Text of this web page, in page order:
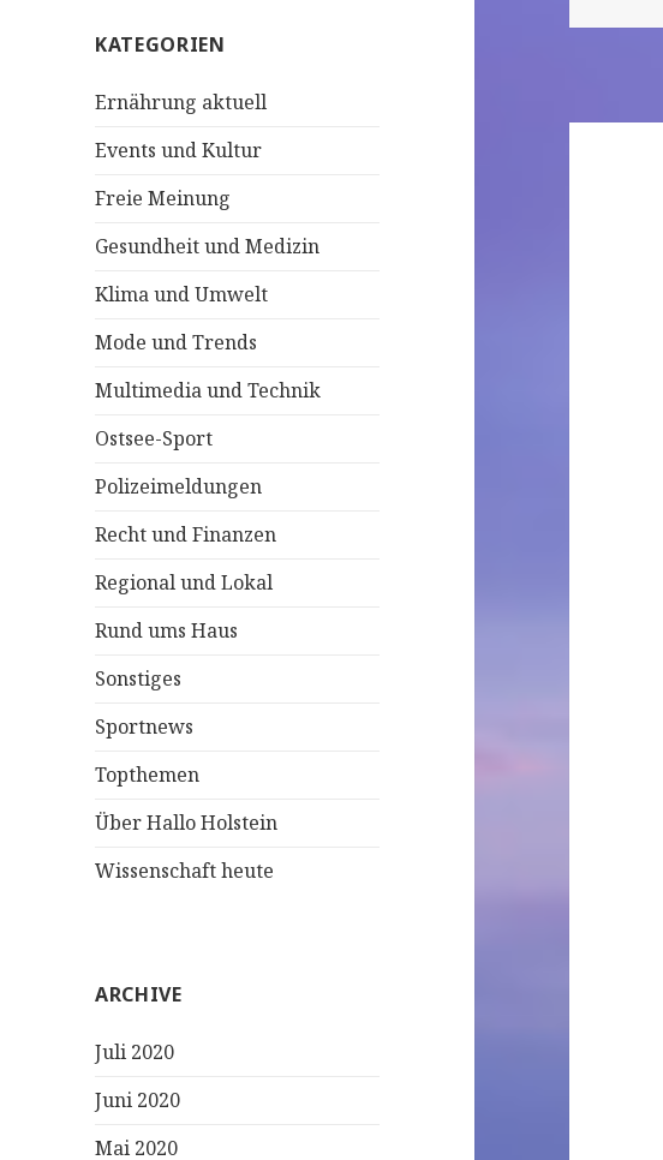
n
c
:
KATEGORIEN
Ernährung aktuell
Events und Kultur
Freie Meinung
Gesundheit und Medizin
Klima und Umwelt
Mode und Trends
Multimedia und Technik
Ostsee-Sport
Polizeimeldungen
Recht und Finanzen
Regional und Lokal
Rund ums Haus
Sonstiges
Sportnews
Topthemen
Über Hallo Holstein
Wissenschaft heute
ARCHIVE
Juli 2020
Juni 2020
Mai 2020